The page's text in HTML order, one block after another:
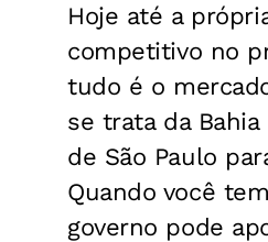
Hoje até a
competitivo no
tudo é o
se trata da
de São Paulo
Quando você
governo pode